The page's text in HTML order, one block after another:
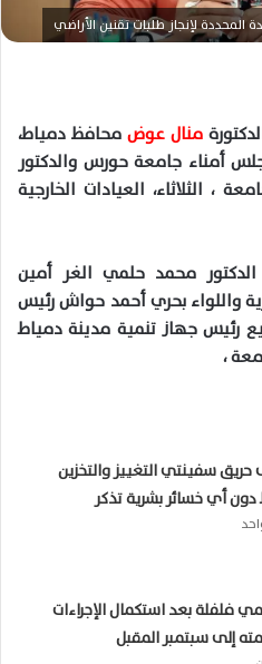
المحددة لإنجاز طلبات تقنين الأراضي
منال عوض محافظ دمياط،
أمناء جامعة حورس والدكتور
، الثلاثاء، العيادات الخارجية
محمد حلمي الغر أمين
واللواء بحري أحمد حواش رئيس
رئيس جهاز تنمية مدينة دمياط
،
سفينتي التغييز والتخزين
دون أي خسائر بشرية تذكر
فلفلة بعد استكمال الإجراءات
إلى سبتمبر المقبل